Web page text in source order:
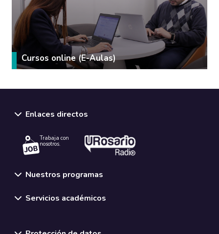
Cursos online (E-Aulas)
Enlaces directos
Trabaja con
nosotros.
Nuestros programas
Servicios académicos